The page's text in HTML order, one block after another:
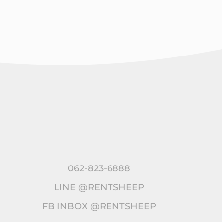
062-823-6888
LINE @RENTSHEEP
FB INBOX @RENTSHEEP